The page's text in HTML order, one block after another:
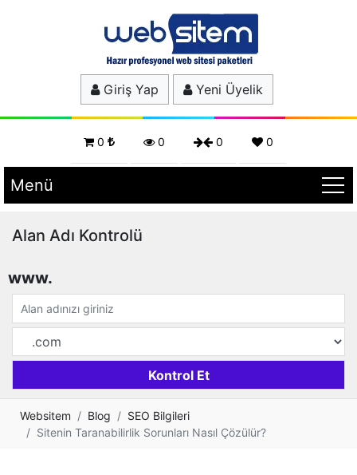
Giriş Yap Yeni Üyelik
0 0 0 0
Menü
Alan Adı Kontrolü
www.
Websitem Blog
SEO Bilgileri
Sitenin Taranabilirlik Sorunları Nasıl Çözülür?